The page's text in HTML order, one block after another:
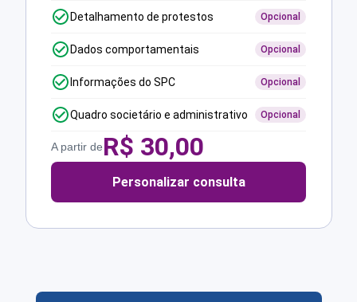
Detalhamento de protestos Opcional
Dados comportamentais Opcional
Informações do SPC Opcional
Quadro societário e administrativo Opcional
A partir deR$ 30,00
Personalizar consulta